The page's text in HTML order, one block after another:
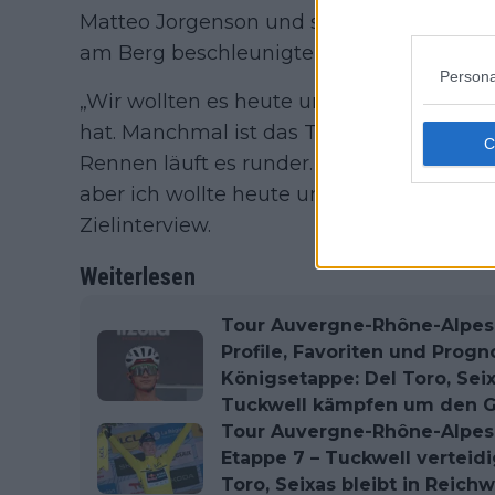
Matteo Jorgenson und seinem
am Berg beschleunigte und die
„Wir wollten es heute unbedingt
hat. Manchmal ist das Timing schwierig,
Rennen läuft es runder. Vor dem Start
aber ich wollte heute unbedingt
Zielinterview.
Weiterlesen
Tour Auvergne-Rhône-
Profile, Favoriten und
Königsetappe: Del Toro,
Tuckwell kämpfen um den
Tour Auvergne-Rhône-
Etappe 7 – Tuckwell
Toro, Seixas bleibt in